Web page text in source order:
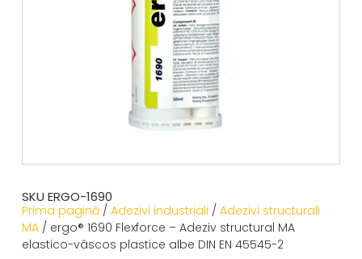
SKU ERGO-1690
Prima pagină/ Adezivi industriali / Adezivi structurali
MA/ ergo® 1690 Flexforce – Adeziv structural MA
elastico-vâscos plastice albe DIN EN 45545-2